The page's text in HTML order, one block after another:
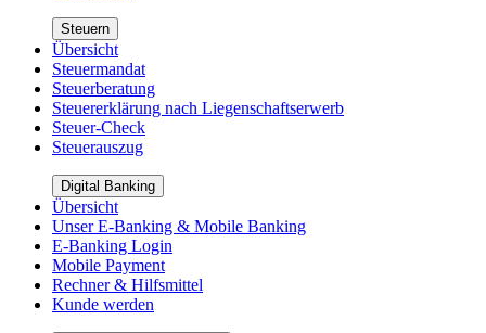
Steuern
Übersicht
Steuermandat
Steuerberatung
Steuererklärung nach Liegenschaftserwerb
Steuer-Check
Steuerauszug
Digital Banking
Übersicht
Unser E-Banking & Mobile Banking
E-Banking Login
Mobile Payment
Rechner & Hilfsmittel
Kunde werden